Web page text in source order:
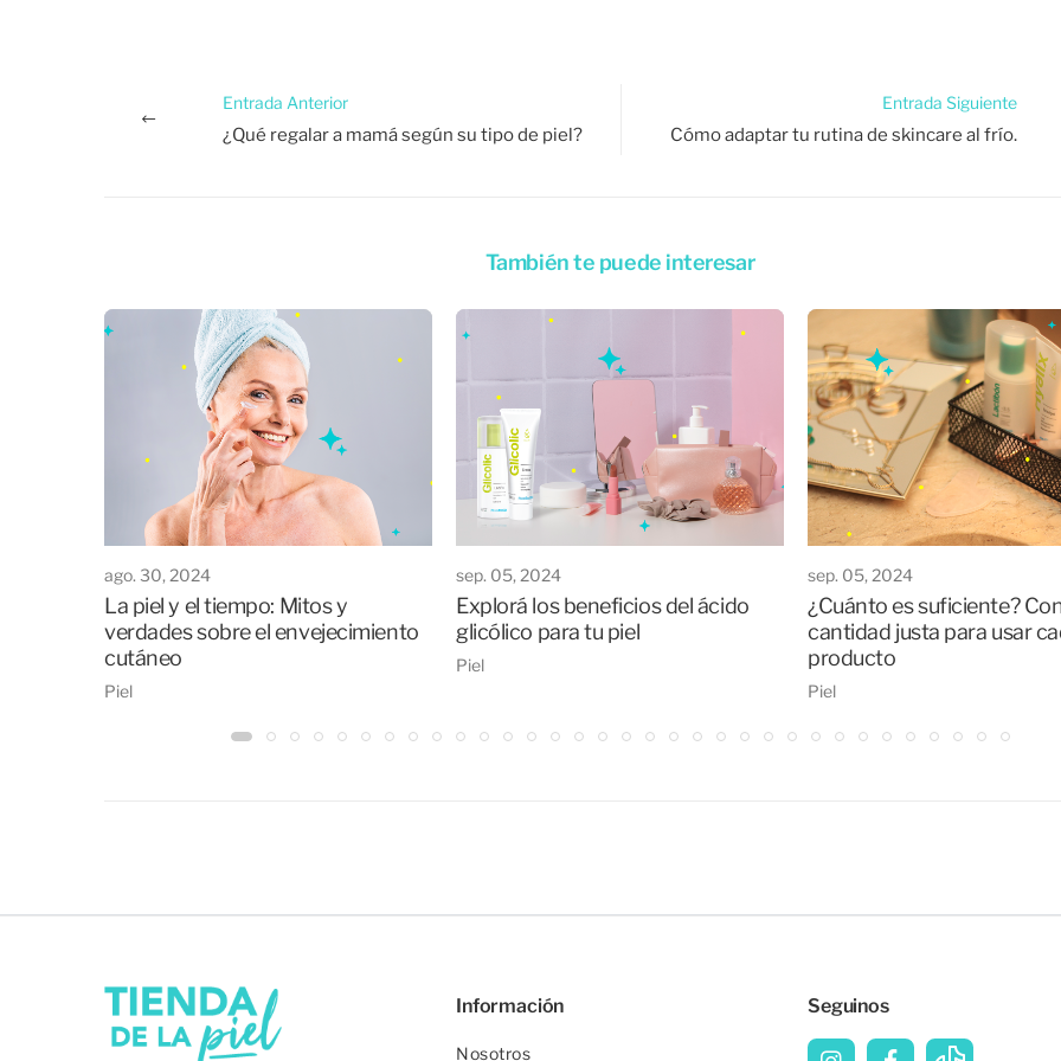
Entrada Anterior
¿Qué regalar a mamá según su tipo de piel?
Entrada Siguiente
Cómo adaptar tu rutina de skincare al frío.
También te puede interesar
ago. 30, 2024
La piel y el tiempo: Mitos y
verdades sobre el envejecimiento
cutáneo
Piel
sep. 05, 2024
Explorá los beneficios del ácido
glicólico para tu piel
Piel
sep. 05, 2024
¿Cuánto es suficiente?
cantidad justa para usar
producto
Piel
Información
Nosotros
Seguinos